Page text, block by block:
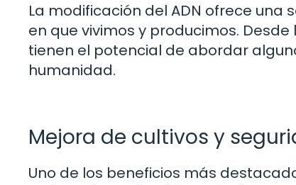
La modificación del ADN ofrece
en que vivimos y producimos.
tienen el potencial de abordar
humanidad.
Mejora de cultivos y
Uno de los beneficios más